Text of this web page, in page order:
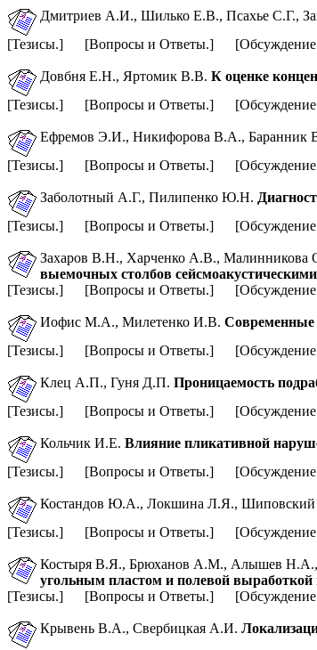
Дмитриев А.И., Шилько Е.В., Псахье С.Г.,
[Тезисы.] [Вопросы и Ответы.] [Обсуждение
Довбня Е.Н., Яртомик В.В. К оценке
[Тезисы.] [Вопросы и Ответы.] [Обсуждение
Ефремов Э.И., Никифорова В.А., Баранник
[Тезисы.] [Вопросы и Ответы.] [Обсуждение
Заболотный А.Г., Пилипенко Ю.Н.
[Тезисы.] [Вопросы и Ответы.] [Обсуждение
Захаров В.Н., Харченко А.В., Малинникова
выемочных столбов
[Тезисы.] [Вопросы и Ответы.] [Обсуждение
Иофис М.А., Милетенко И.В. Современные
[Тезисы.] [Вопросы и Ответы.] [Обсуждение
Клец А.П., Гуня Д.П. Проницаемость
[Тезисы.] [Вопросы и Ответы.] [Обсуждение
Кольчик И.Е. Влияние пликативной
[Тезисы.] [Вопросы и Ответы.] [Обсуждение
Костандов Ю.А., Локшина Л.Я.,
[Тезисы.] [Вопросы и Ответы.] [Обсуждение
Костыря В.Я., Брюханов А.М., Алышев Н.А.,
угольным пластом и полевой выработкой
[Тезисы.] [Вопросы и Ответы.] [Обсуждение
Крывень В.А., Свербицкая А.И.